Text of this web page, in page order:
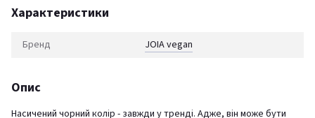
Характеристики
Бренд JOIA vegan
Опис
Насичений чорний колір - завжди у тренді. Адже, він може бути